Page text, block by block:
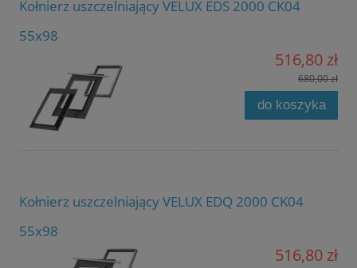
Kołnierz uszczelniający VELUX EDS 2000 CK04
55x98
516,80 zł
680,00 zł
do koszyka
Kołnierz uszczelniający VELUX EDQ 2000 CK04
55x98
516,80 zł